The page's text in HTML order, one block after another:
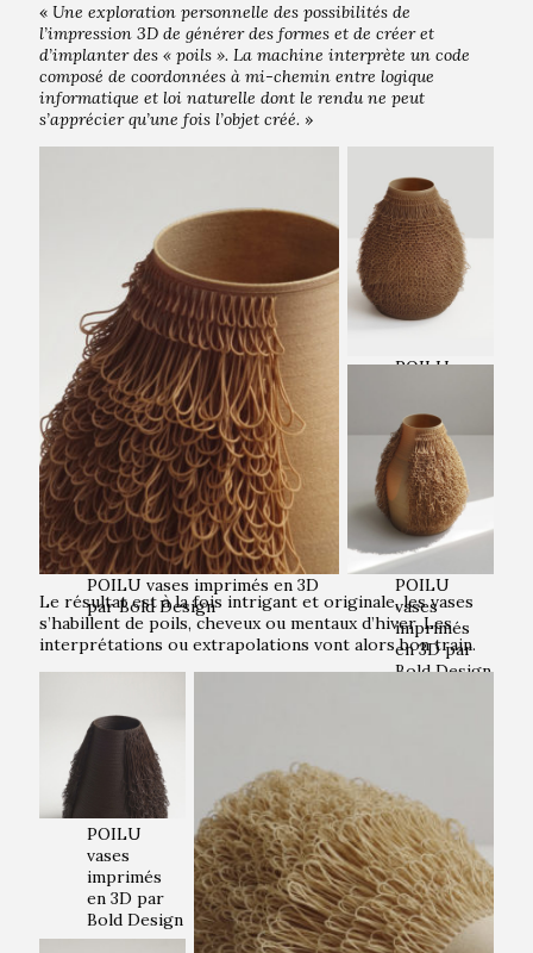
« Une exploration personnelle des possibilités de
l’impression 3D de générer des formes et de créer et
d’implanter des « poils ». La machine interprète un code
composé de coordonnées à mi-chemin entre logique
informatique et loi naturelle dont le rendu ne peut
s’apprécier qu’une fois l’objet créé. »
POILU vases imprimés en 3D
par Bold Design
POILU
imprimés
en 3D par
Bold Design
POILU
vases
imprimés
en 3D par
Bold Design
Le résultat est à la fois intrigant et originale, les vases
s’habillent de poils, cheveux ou mentaux d’hiver. Les
interprétations ou extrapolations vont alors bon train.
POILU
vases
imprimés
en 3D par
Bold Design